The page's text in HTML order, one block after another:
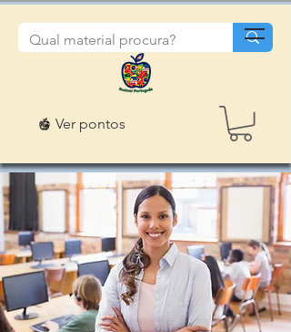
Ver pontos